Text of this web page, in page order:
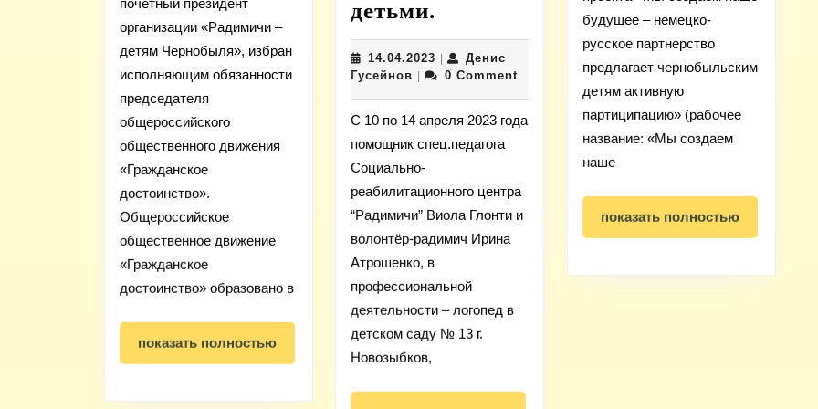
движения
«Гражданское
достоинство»
организации «Радимичи –
детям Чернобыля», избран
исполняющим обязанности
председателя
общероссийского
общественного движения
«Гражданское
достоинство».
Общероссийское
общественное движение
«Гражданское
достоинство» образовано в
показать полностьюпоказать
полностью
детьми. Специалисты
Социально-
реабилитационного
«Радимичи»
повышают
квалификацию
для
взаимодействия
с
неговорящими
14.04.2023 14.04.2023
|
Денис
Гусейнов Денис
| 0 Comment
С 10 по 14 апреля 2023 года
помощник спец.педагога
Социально-
реабилитационного центра
“Радимичи” Виола Глонти и
волонтёр-радимич Ирина
Атрошенко, в
профессиональной
деятельности – логопед в
детском саду № 13 г.
Новозыбков,
будущее – немецко-
русское партнерство
предлагает чернобыльским
детям активную
партиципацию» (рабочее
название: «Мы создаем
наше
показать полностьюпоказать
полностью